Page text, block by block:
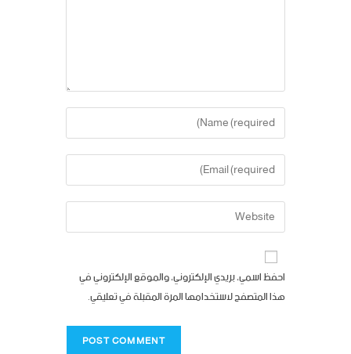
احفظ اسمي، بريدي الإلكتروني، والموقع الإلكتروني في
هذا المتصفح لاستخدامها المرة المقبلة في تعليقي.